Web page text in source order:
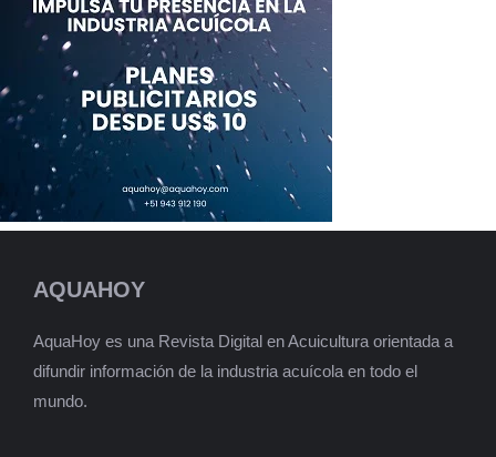
AQUAHOY
AquaHoy es una Revista Digital en Acuicultura orientada a
difundir información de la industria acuícola en todo el
mundo.